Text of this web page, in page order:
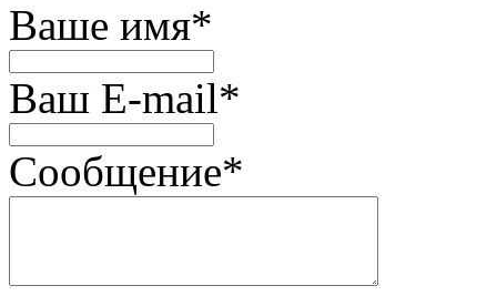
Ваше имя*
Ваш E-mail*
Сообщение*